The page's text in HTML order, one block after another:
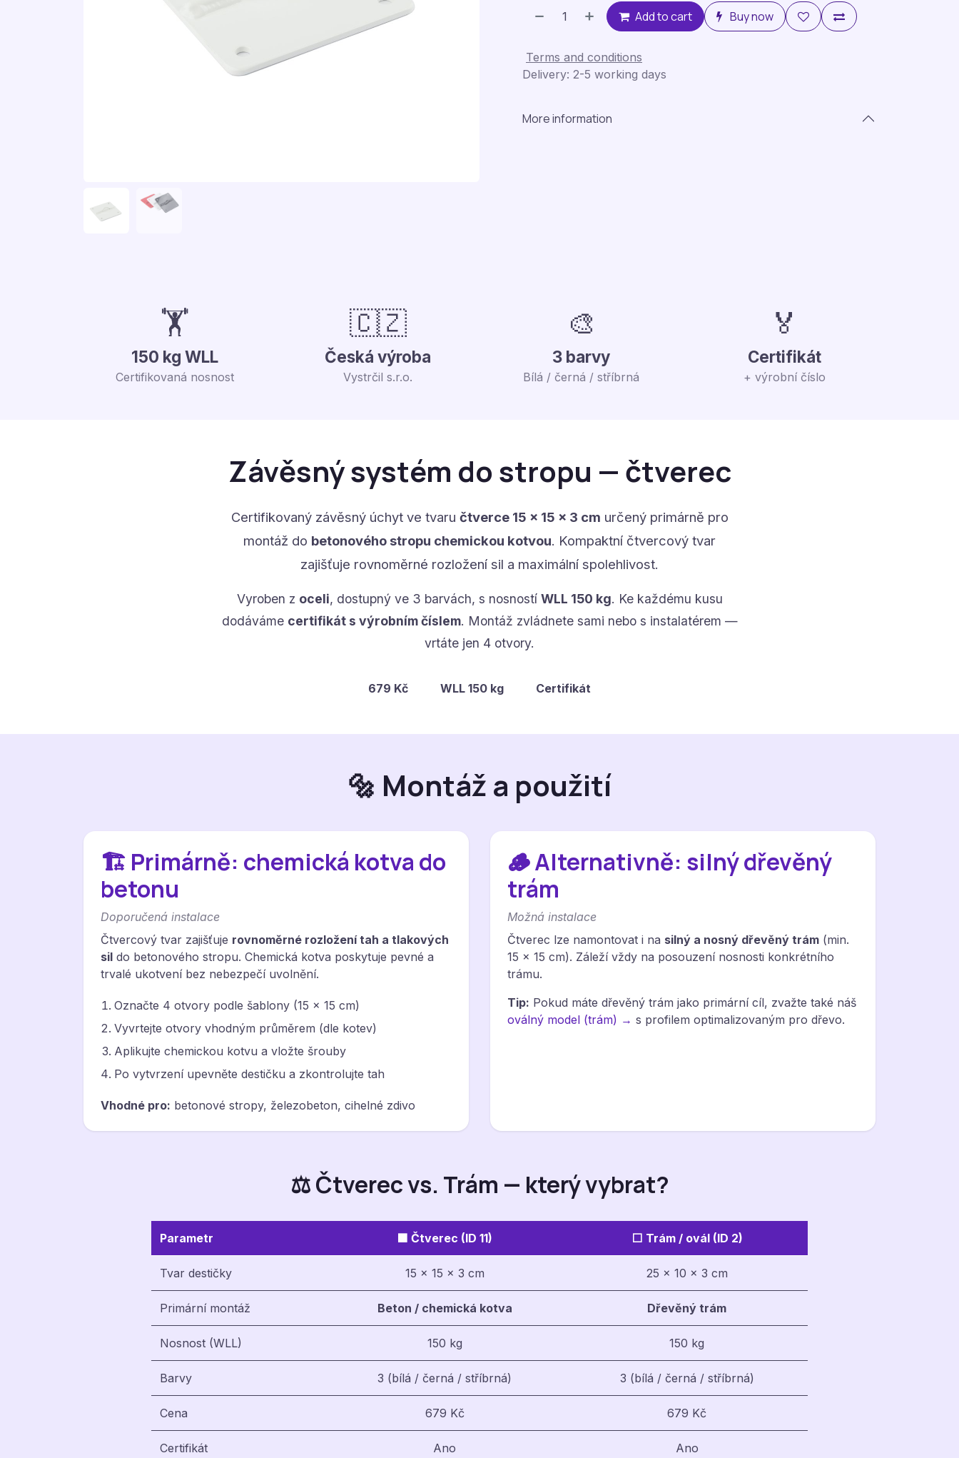
Add to cart Buy now
Terms and conditions
Delivery: 2-5 working days
More information
🏋️
150 kg WLL
Certifikovaná nosnost
🇨🇿
Česká výroba
Vystrčil s.r.o.
🎨
3 barvy
Bílá / černá / stříbrná
🏅
Certifikát
+ výrobní číslo
Závěsný systém do stropu — čtverec
Certifikovaný závěsný úchyt ve tvaru čtverce 15 × 15 × 3 cm určený primárně pro
montáž do betonového stropu chemickou kotvou. Kompaktní čtvercový tvar
zajišťuje rovnoměrné rozložení sil a maximální spolehlivost.
Vyroben z oceli, dostupný ve 3 barvách, s nosností WLL 150 kg. Ke každému kusu
dodáváme certifikát s výrobním číslem. Montáž zvládnete sami nebo s instalatérem —
vrtáte jen 4 otvory.
679 Kč WLL 150 kg Certifikát
🔩 Montáž a použití
🏗️ Primárně: chemická kotva do
betonu
Doporučená instalace
Čtvercový tvar zajišťuje rovnoměrné rozložení tah a tlakových
sil do betonového stropu. Chemická kotva poskytuje pevné a
trvalé ukotvení bez nebezpečí uvolnění.
Označte 4 otvory podle šablony (15 × 15 cm)
Vyvrtejte otvory vhodným průměrem (dle kotev)
Aplikujte chemickou kotvu a vložte šrouby
Po vytvrzení upevněte destičku a zkontrolujte tah
Vhodné pro: betonové stropy, železobeton, cihelné zdivo
🪵 Alternativně: silný dřevěný
trám
Možná instalace
Čtverec lze namontovat i na silný a nosný dřevěný trám (min.
15 × 15 cm). Záleží vždy na posouzení nosnosti konkrétního
trámu.
Tip: Pokud máte dřevěný trám jako primární cíl, zvažte také náš
oválný model (trám) → s profilem optimalizovaným pro dřevo.
⚖️ Čtverec vs. Trám — který vybrat?
Parametr 🟪 Čtverec (ID 11) ⬜ Trám / ovál (ID 2)
Tvar destičky 15 × 15 × 3 cm 25 × 10 × 3 cm
Primární montáž Beton / chemická kotva Dřevěný trám
Nosnost (WLL) 150 kg 150 kg
Barvy 3 (bílá / černá / stříbrná) 3 (bílá / černá / stříbrná)
Cena 679 Kč 679 Kč
Certifikát Ano Ano